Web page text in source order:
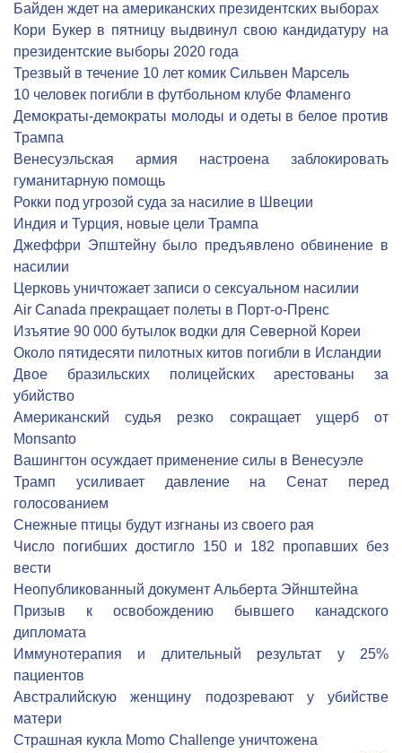
Байден ждет на американских президентских выборах
Кори Букер в пятницу выдвинул свою кандидатуру на
президентские выборы 2020 года
Трезвый в течение 10 лет комик Сильвен Марсель
10 человек погибли в футбольном клубе Фламенго
Демократы-демократы молоды и одеты в белое против
Трампа
Венесуэльская армия настроена заблокировать
гуманитарную помощь
Рокки под угрозой суда за насилие в Швеции
Индия и Турция, новые цели Трампа
Джеффри Эпштейну было предъявлено обвинение в
насилии
Церковь уничтожает записи о сексуальном насилии
Air Canada прекращает полеты в Порт-о-Пренс
Изъятие 90 000 бутылок водки для Северной Кореи
Около пятидесяти пилотных китов погибли в Исландии
Двое бразильских полицейских арестованы за
убийство
Американский судья резко сокращает ущерб от
Monsanto
Вашингтон осуждает применение силы в Венесуэле
Трамп усиливает давление на Сенат перед
голосованием
Снежные птицы будут изгнаны из своего рая
Число погибших достигло 150 и 182 пропавших без
вести
Неопубликованный документ Альберта Эйнштейна
Призыв к освобождению бывшего канадского
дипломата
Иммунотерапия и длительный результат у 25%
пациентов
Австралийскую женщину подозревают у убийстве
матери
Страшная кукла Momo Challenge уничтожена